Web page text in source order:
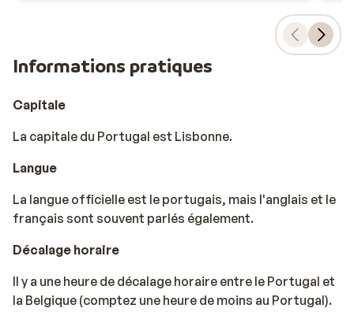
Informations pratiques
Capitale
La capitale du Portugal est Lisbonne.
Langue
La langue officielle est le portugais, mais l'anglais et le
français sont souvent parlés également.
Décalage horaire
Il y a une heure de décalage horaire entre le Portugal et
la Belgique (comptez une heure de moins au Portugal).